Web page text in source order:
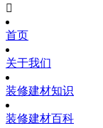

首页
关于我们
装修建材知识
装修建材百科